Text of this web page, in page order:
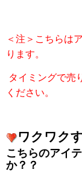
＜注＞こちらは
ります。
タイミングで売
ください。
ワクワク
こちらのアイ
か？？